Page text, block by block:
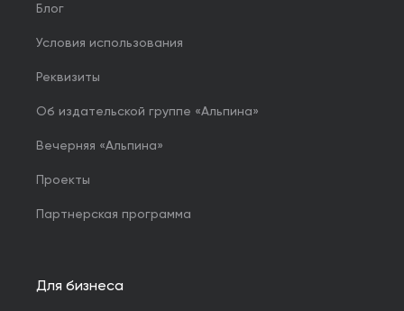
Блог
Условия использования
Реквизиты
Об издательской группе «Альпина»
Вечерняя «Альпина»
Проекты
Партнерская программа
Для бизнеса